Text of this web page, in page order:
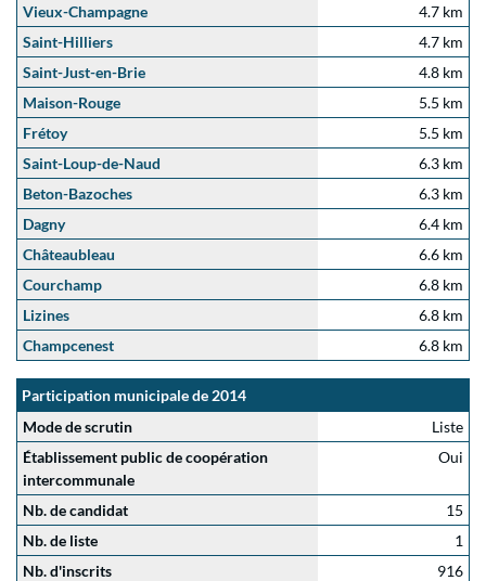
Vieux-Champagne
4.7 km
Saint-Hilliers
4.7 km
Saint-Just-en-Brie
4.8 km
Maison-Rouge
5.5 km
Frétoy
5.5 km
Saint-Loup-de-Naud
6.3 km
Beton-Bazoches
6.3 km
Dagny
6.4 km
Châteaubleau
6.6 km
Courchamp
6.8 km
Lizines
6.8 km
Champcenest
6.8 km
Participation municipale de 2014
Mode de scrutin
Liste
Établissement public de coopération
intercommunale
Oui
Nb. de candidat
15
Nb. de liste
1
Nb. d'inscrits
916